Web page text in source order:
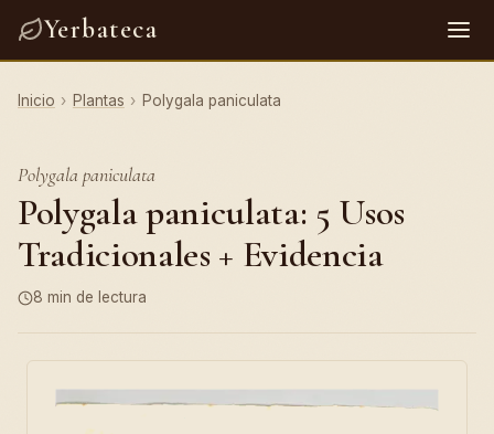
Yerbateca
Inicio › Plantas › Polygala paniculata
Polygala paniculata
Polygala paniculata: 5 Usos
Tradicionales + Evidencia
8 min de lectura